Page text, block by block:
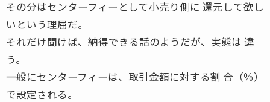
その分はセンターフィーとして小売り側に 還元して欲し
いという理屈だ。
それだけ聞けば、納得できる話のようだが、実態は 違
う。
一般にセンターフィーは、取引金額に対する割 合（％）
で設定される。